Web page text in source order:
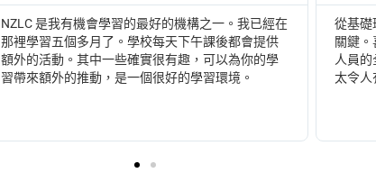
NZLC 是我有機會學習的最好的機構之一。我已經在
那裡學習五個多月了。學校每天下午課後都會提供
額外的活動。其中一些確實很有趣，可以為你的學
習帶來額外的推動，是一個很好的學習環境。
從基礎
關鍵
人員的
太令人